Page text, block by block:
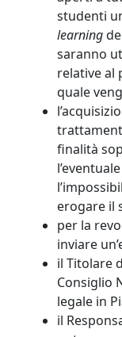
studenti
learning
saranno
relative al
quale
finalità
erogare il
per la
inviare
il Titolare
Consiglio
legale in
il